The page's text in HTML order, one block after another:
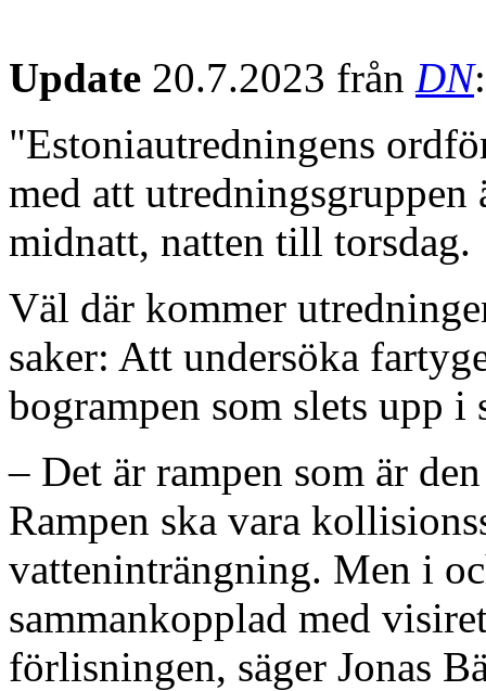
Update 20.7.2023 från DN:
"Estoniautredningens
med att
midnatt, natten till torsdag.
Väl där kommer
saker: Att undersöka
bogrampen som slets upp
– Det är rampen som är
Rampen ska vara
vatteninträngning. Men i
sammankopplad med
förlisningen, säger Jonas